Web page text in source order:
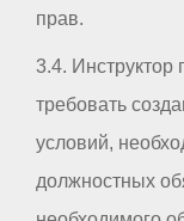
прав.
3.4. Инструктор
требовать
условий,
должностных